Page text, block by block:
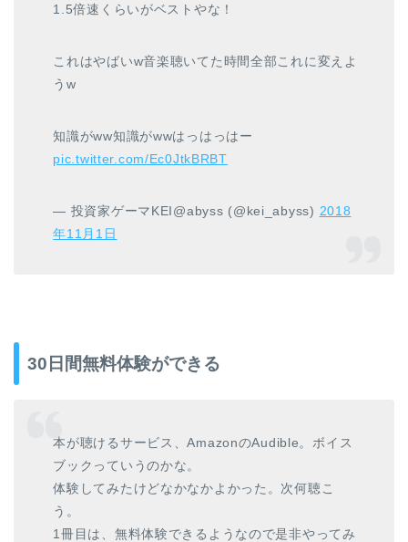
1.5倍速くらいがベストやな！
これはやばいw音楽聴いてた時間全部これに変えよ
うw
知識がww知識がwwはっはっはー
pic.twitter.com/Ec0JtkBRBT
— 投資家ゲーマKEI@abyss (@kei_abyss) 2018
年11月1日
30日間無料体験ができる
本が聴けるサービス、AmazonのAudible。ボイス
ブックっていうのかな。
体験してみたけどなかなかよかった。次何聴こ
う。
1冊目は、無料体験できるようなので是非やってみ